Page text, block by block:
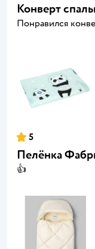
Конверт
Понравился
5
Пелёнка
👍